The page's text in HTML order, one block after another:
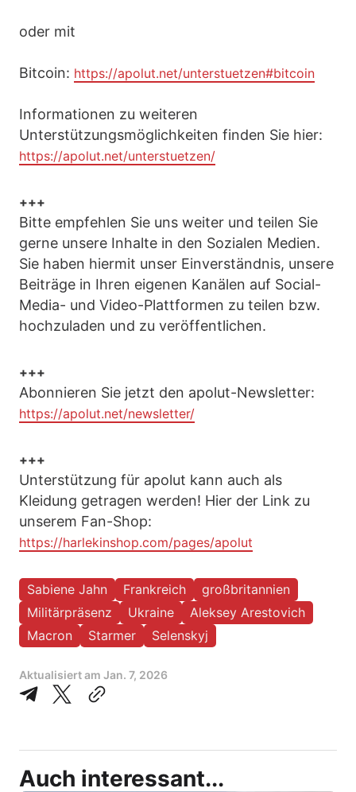
oder mit
Bitcoin: https://apolut.net/unterstuetzen#bitcoin
Informationen zu weiteren
Unterstützungsmöglichkeiten finden Sie hier:
https://apolut.net/unterstuetzen/
+++
Bitte empfehlen Sie uns weiter und teilen Sie
gerne unsere Inhalte in den Sozialen Medien.
Sie haben hiermit unser Einverständnis, unsere
Beiträge in Ihren eigenen Kanälen auf Social-
Media- und Video-Plattformen zu teilen bzw.
hochzuladen und zu veröffentlichen.
+++
Abonnieren Sie jetzt den apolut-Newsletter:
https://apolut.net/newsletter/
+++
Unterstützung für apolut kann auch als
Kleidung getragen werden! Hier der Link zu
unserem Fan-Shop:
https://harlekinshop.com/pages/apolut
Sabiene Jahn Frankreich
großbritannien
Militärpräsenz
Ukraine
Aleksey Arestovich
Macron
Starmer Selenskyj
Aktualisiert am Jan. 7, 2026
Auch interessant...